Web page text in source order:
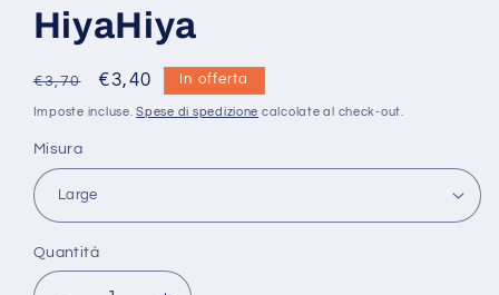
HiyaHiya
Prezzo
di
€3,70
Prezzo
scontato
€3,40 In offerta
Imposte incluse.Spese di spedizione calcolate al check-out.
Misura
Quantità
Quantità